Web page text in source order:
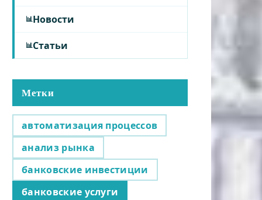
Новости
Статьи
Метки
автоматизация процессов
анализ рынка
банковские инвестиции
банковские услуги